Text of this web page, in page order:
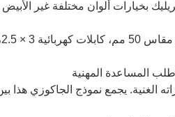
بخيارات ألوان مختلفة غير الأبيض
ساخن وبارد
المساعدة المهنية
الغنية. يجمع نموذج الجاكوزي